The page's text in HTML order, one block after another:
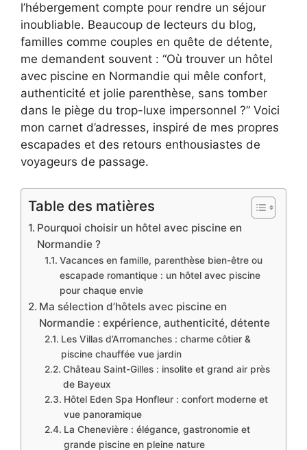
l’hébergement compte pour rendre un séjour
inoubliable. Beaucoup de lecteurs du blog,
familles comme couples en quête de détente,
me demandent souvent : “Où trouver un hôtel
avec piscine en Normandie qui mêle confort,
authenticité et jolie parenthèse, sans tomber
dans le piège du trop-luxe impersonnel ?” Voici
mon carnet d’adresses, inspiré de mes propres
escapades et des retours enthousiastes de
voyageurs de passage.
Table des matières
Pourquoi choisir un hôtel avec piscine en
Normandie ?
Vacances en famille, parenthèse bien-être ou
escapade romantique : un hôtel avec piscine
pour chaque envie
Ma sélection d’hôtels avec piscine en
Normandie : expérience, authenticité, détente
Les Villas d’Arromanches : charme côtier &
piscine chauffée vue jardin
Château Saint-Gilles : insolite et grand air près
de Bayeux
Hôtel Eden Spa Honfleur : confort moderne et
vue panoramique
La Chenevière : élégance, gastronomie et
grande piscine en pleine nature